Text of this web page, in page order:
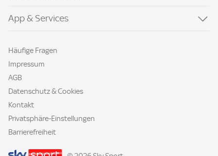
App & Services
Häufige Fragen
Impressum
AGB
Datenschutz & Cookies
Kontakt
Privatsphäre-Einstellungen
Barrierefreiheit